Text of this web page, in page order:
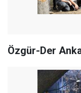
Özgür-Der